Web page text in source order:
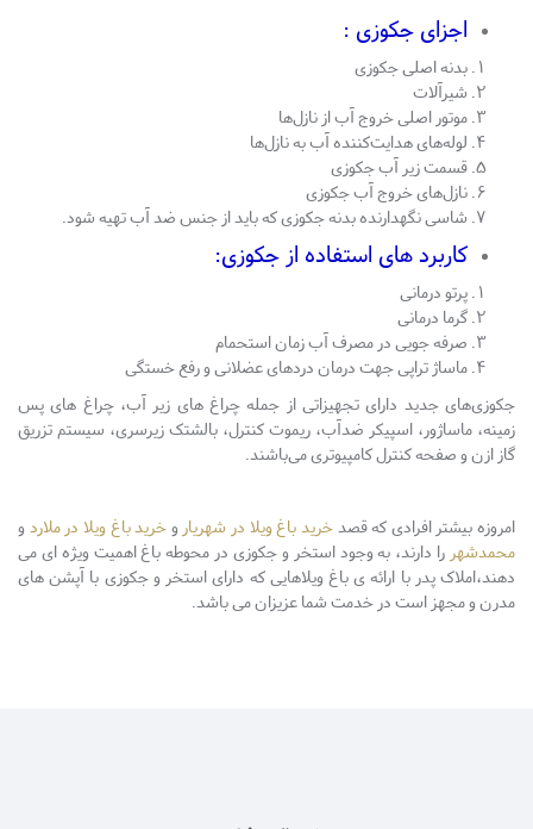
اجزای جکوزی :
بدنه اصلی جکوزی
شیرآلات
موتور اصلی خروج آب از نازل‌ها
لوله‌های هدایت‌کننده آب به نازل‌ها
قسمت زیر آب جکوزی
نازل‌های خروج آب جکوزی
شاسی نگهدارنده بدنه جکوزی که باید از جنس ضد آب تهیه شود.
کاربرد های استفاده از جکوزی:
پرتو درمانی
گرما درمانی
صرفه جویی در مصرف آب زمان استحمام
ماساژ تراپی جهت درمان دردهای عضلانی و رفع خستگی
جکوزی‌های جدید دارای تجهیزاتی از جمله چراغ های زیر آب، چراغ های پس
زمینه، ماساژور، اسپیکر ضدآب، ریموت کنترل، بالشتک زیرسری، سیستم تزریق
گاز ازن و صفحه کنترل کامپیوتری می‌باشند.
امروزه بیشتر افرادی که قصدخرید باغ ویلا در شهریار وخرید باغ ویلا در ملاردو
محمدشهر را دارند، به وجود استخر و جکوزی در محوطه باغ اهمیت ویژه ای می
دهند،املاک پدر با ارائه ی باغ ویلاهایی که دارای استخر و جکوزی با آپشن های
مدرن و مجهز است در خدمت شما عزیزان می باشد.